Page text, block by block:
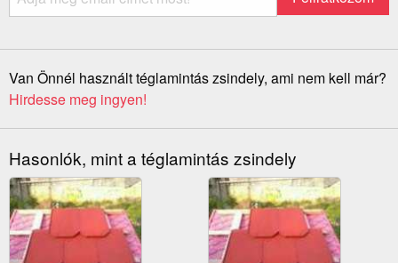
Van Önnél használt téglamintás zsindely, ami nem kell már?
Hirdesse meg ingyen!
Hasonlók, mint a téglamintás zsindely